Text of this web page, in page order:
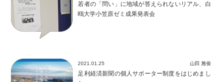
若者の「問い」に地域が答えられないリアル、白
鴎大学小笠原ゼミ成果発表会
2021.01.25
足利経済新聞の個人サポーター制度をはじめまし
山田 雅俊